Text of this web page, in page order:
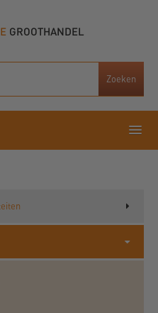
GROOTHANDEL